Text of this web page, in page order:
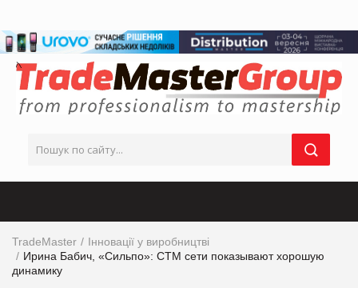
TradeMaster
Інновації у виробництві
Ирина Бабич, «Сильпо»: СТМ сети показывают хорошую
динамику